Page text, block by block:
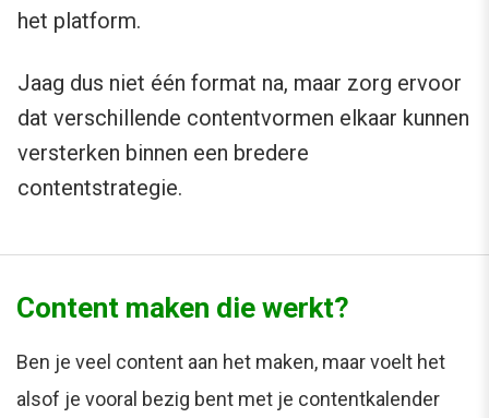
het platform.
Jaag dus niet één format na, maar zorg ervoor
dat verschillende contentvormen elkaar kunnen
versterken binnen een bredere
contentstrategie.
Content maken die werkt?
Ben je veel content aan het maken, maar voelt het
alsof je vooral bezig bent met je contentkalender